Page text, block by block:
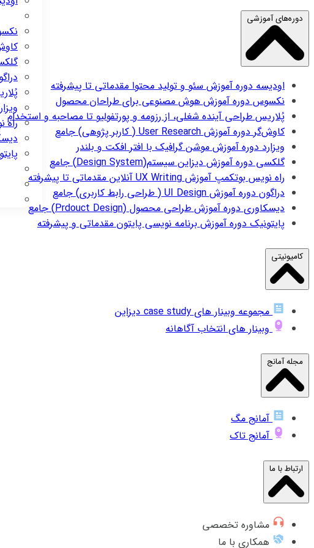
دوره‌های آموزشی
اودیسهدوره آموزش سئو و تولید محتوا مقدماتی تا پیشرفته
نکسوسدوره آموزش هوش مصنوعی برای طراحان محصول
پُلاریسطراحی آینده شغلی، از رزومه و پورتفولیو تا مصاحبه و استخدام
کاوش‌گردوره آموزش User Research ( کاربر پژوهی) جامع
ویزارددوره آموزش موشن گرافیک با افتر افکت و بلندر
گلکسیدوره آموزش دیزاین سیستم(Design System) جامع
راه نویسبوتکمپ آموزش UX Writing آنلاین مقدماتی تا پیشرفته
دراگوندوره آموزش UI Design ( طراحی رابط کاربری) جامع
دیسکاوریدوره آموزش طراحی محصول (Prdouct Design) جامع
پایتونیکدوره آموزش برنامه نویسی پایتون مقدماتی و پیشرفته
کامیونیتی
مجموعه وبینار های case study دیزاین
وبینار های انتخاب آگاهانه
مجله آمانج
آمانج مگ
آمانج تاک
ارتباط با ما
مشاوره تخصصی
همکاری با ما